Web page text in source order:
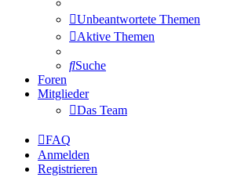
Unbeantwortete Themen
Aktive Themen
Suche
Foren
Mitglieder
Das Team
FAQ
Anmelden
Registrieren